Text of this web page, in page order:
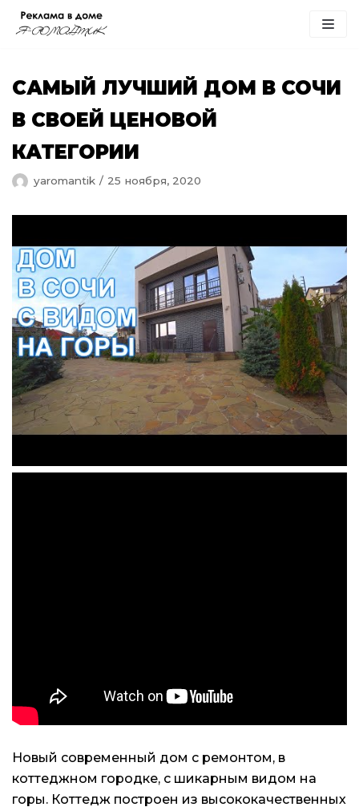
Перейти
к
САМЫЙ ЛУЧШИЙ ДОМ В СОЧИ
В СВОЕЙ ЦЕНОВОЙ
КАТЕГОРИИ
yaromantik 25 ноября, 2020
Новый современный дом с ремонтом, в
коттеджном городке, с шикарным видом на
горы. Коттедж построен из высококачественных